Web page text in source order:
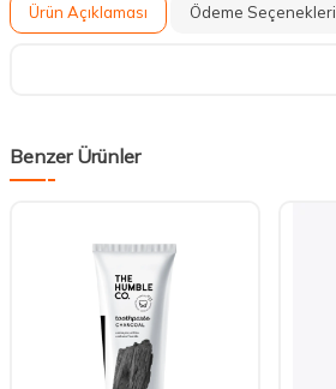
Ürün Açıklaması Ödeme Seçenekleri
Benzer Ürünler